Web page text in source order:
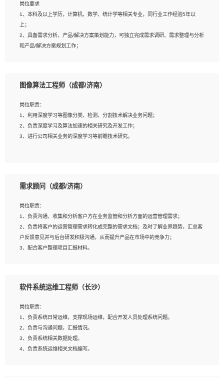
岗位要求：
1、全日制统招本科及以上学历，计算机相关专业毕业，5年以上开发工作经验；
2、具有扎实的java编程功底和良好的编码习惯，有分布式、多线程及高并发系统开
发经验和性能调优经验尤佳；熟悉JVM调优；掌握基础中间件、基础架构方案和云
平台、云产品功能特性，熟练使用相关平台的功能和了解其背后实现机制；
研发管理流程建设经验；
种常用框架和技术Springboot、Shiro、springcloud等；熟悉Linux常用命令和了解
常用脚本语言，较丰富的线上系统运维经验，复杂问题排查思路清晰。
岗位要求
1、本科及以上学历，计算机、数学、统计学等相关专业，同行业工作经验5年以
上；
2、具备需求分析、产品/解决方案策划能力，可独立完成需求调研、需求整理与分析
和产品/解决方案规划工作；
相关的解决方案，包括视频分析、图像识别、NLP、OCR、机器学习等；
AI算法框架，对人脸识别、目标检测、图像识别、OCR、NLP等AI算法有深刻理
解。具有AI平台级产品/解决方案从业经验者优先。具有大数据技术背景者优先；
6、具备良好的客户意识与沟通能力，善于学习思考、创新与团队协作，认真负责、
执行力与抗压力强。
图像算法工程师（成都/济南）
岗位职责：
1、利用深度学习等图像分类、检测、分割技术解决业务问题；
2、负责深度学习及算法加速的相关研究及开发工作；
3、进行公司相关业务的深度学习等前瞻技术研究。
2、2年以上图像处理开发经验，熟悉python和spark开发；
建深度学习系统环境；
4、熟悉OPENCV、HALCON等常用图像处理软件，熟练进行图像处理；
5、熟悉主流的分类算法、聚类算法和关联分析算法原理，能熟练使用神经网络算法
的进行业务建模；
6、对OCR领域有深入的研究，熟悉模型调参，压缩和整型化方法；
需求顾问（成都/济南）
岗位职责：
1、负责沟通、收集和分析客户方在业务监管和分析方面的运营管理需求；
2、负责将客户的运营管理需求转化成完整的需求文档；及时了解业界趋势，汇总客
户反馈意见并与后台研发积极沟通，从而提升产品在市场中的竞争力；
3、配合客户整理项目汇报材料。
1、3年以上运营或解决方案的工作经验。
征，可独立提出完整的优化方案,并推动方案执行达成结果；熟练使用PPT、
WORD、EXCEL等办公软件；
3、深入理解公司各项AI产品和技术信息；具有较强的文档编写能力，能独立撰写
PPT、方案建议书等，面试时需携带个人制作的专业PPT文件进行展示。
软件系统运维工程师（长沙）
岗位职责：
1、负责系统日常运维，支撑现场运维，配合开发人员处理系统问题。
2、负责与沟通问题，汇报情况。
3、负责系统相关数据处理。
4、负责系统运维相关文档编写。